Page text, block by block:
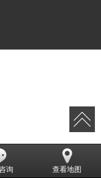
询 查看地图